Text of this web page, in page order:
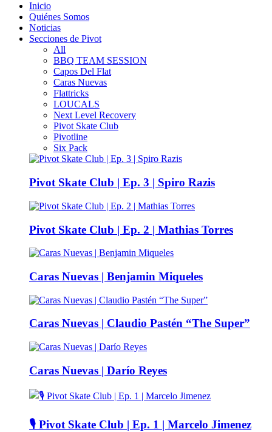
Inicio
Quiénes Somos
Noticias
Secciones de Pivot
All
BBQ TEAM SESSION
Capos Del Flat
Caras Nuevas
Flattricks
LOUCALS
Next Level Recovery
Pivot Skate Club
Pivotline
Six Pack
Pivot Skate Club | Ep. 3 | Spiro Razis
Pivot Skate Club | Ep. 2 | Mathias Torres
Caras Nuevas | Benjamin Miqueles
Caras Nuevas | Claudio Pastén “The Super”
Caras Nuevas | Darío Reyes
🎙️ Pivot Skate Club | Ep. 1 | Marcelo Jimenez